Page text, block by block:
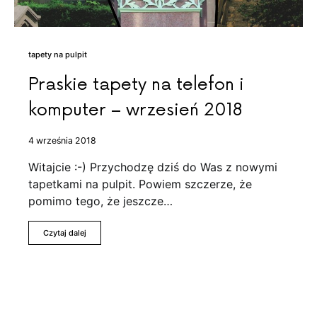
tapety na pulpit
Praskie tapety na telefon i
komputer – wrzesień 2018
4 września 2018
Witajcie :-) Przychodzę dziś do Was z nowymi
tapetkami na pulpit. Powiem szczerze, że
pomimo tego, że jeszcze…
Czytaj dalej